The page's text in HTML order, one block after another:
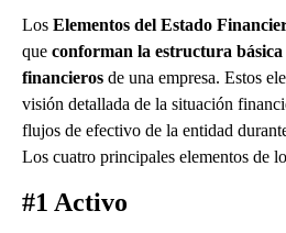
Los Elementos del Estado
que conforman la estructura básica
financieros de una empresa. Estos
visión detallada de la situación
flujos de efectivo de la entidad
Los cuatro principales elementos de
#1 Activo